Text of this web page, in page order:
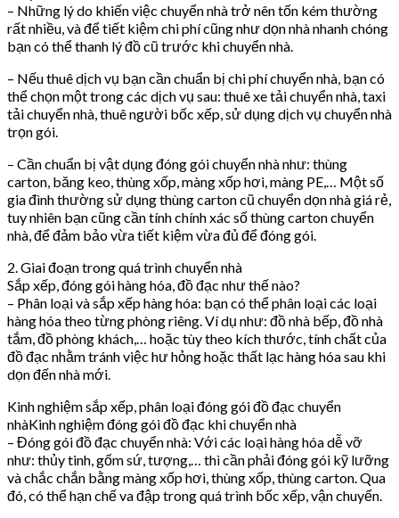
– Những lý do khiến việc chuyển nhà trở nên tốn kém thường
rất nhiều, và để tiết kiệm chi phí cũng như dọn nhà nhanh chóng
bạn có thể thanh lý đồ cũ trước khi chuyển nhà.
– Nếu thuê dịch vụ bạn cần chuẩn bị chi phí chuyển nhà, bạn có
thể chọn một trong các dịch vụ sau: thuê xe tải chuyển nhà, taxi
tải chuyển nhà, thuê người bốc xếp, sử dụng dịch vụ chuyển nhà
trọn gói.
– Cần chuẩn bị vật dụng đóng gói chuyển nhà như: thùng
carton, băng keo, thùng xốp, màng xốp hơi, màng PE,… Một số
gia đình thường sử dụng thùng carton cũ chuyển dọn nhà giá rẻ,
tuy nhiên bạn cũng cần tính chính xác số thùng carton chuyển
nhà, để đảm bảo vừa tiết kiệm vừa đủ để đóng gói.
2. Giai đoạn trong quá trình chuyển nhà
Sắp xếp, đóng gói hàng hóa, đồ đạc như thế nào?
– Phân loại và sắp xếp hàng hóa: bạn có thể phân loại các loại
hàng hóa theo từng phòng riêng. Ví dụ như: đồ nhà bếp, đồ nhà
tắm, đồ phòng khách,… hoặc tùy theo kích thước, tính chất của
đồ đạc nhằm tránh việc hư hỏng hoặc thất lạc hàng hóa sau khi
dọn đến nhà mới.
Kinh nghiệm sắp xếp, phân loại đóng gói đồ đạc chuyển
nhàKinh nghiệm đóng gói đồ đạc khi chuyển nhà
– Đóng gói đồ đạc chuyển nhà: Với các loại hàng hóa dễ vỡ
như: thủy tinh, gốm sứ, tượng,… thì cần phải đóng gói kỹ lưỡng
và chắc chắn bằng màng xốp hơi, thùng xốp, thùng carton. Qua
đó, có thể hạn chế va đập trong quá trình bốc xếp, vận chuyển.